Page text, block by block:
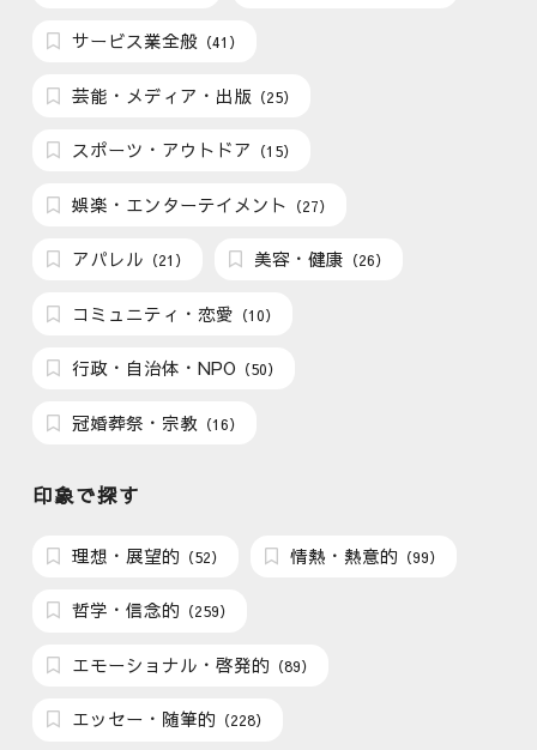
サービス業全般 （41）
芸能・メディア・出版 （25）
スポーツ・アウトドア （15）
娯楽・エンターテイメント （27）
アパレル （21） 美容・健康 （26）
コミュニティ・恋愛 （10）
行政・自治体・NPO （50）
冠婚葬祭・宗教 （16）
印象で探す
理想・展望的 （52） 情熱・熱意的 （99）
哲学・信念的 （259）
エモーショナル・啓発的 （89）
エッセー・随筆的 （228）